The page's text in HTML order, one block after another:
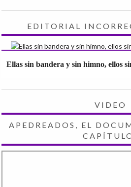
EDITORIAL
Ellas sin bandera y sin himno, ellos
VIDEO
APEDREADOS, EL